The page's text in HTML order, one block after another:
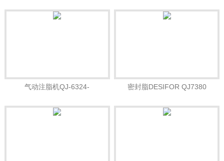
气动注脂机QJ-6324-
密封脂DESIFOR QJ7380